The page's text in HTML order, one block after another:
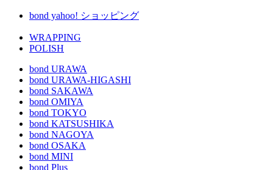
bond yahoo! ショッピング
WRAPPING
POLISH
bond URAWA
bond URAWA-HIGASHI
bond SAKAWA
bond OMIYA
bond TOKYO
bond KATSUSHIKA
bond NAGOYA
bond OSAKA
bond MINI
bond Plus